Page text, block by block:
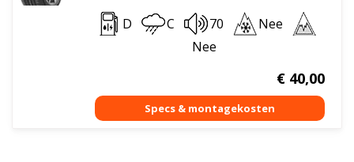
D C 70
Nee
Nee
€40,00